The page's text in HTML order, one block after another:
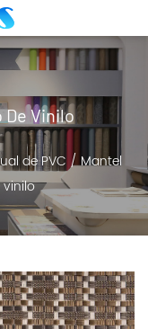
De Vinilo
de PVC /Mantel